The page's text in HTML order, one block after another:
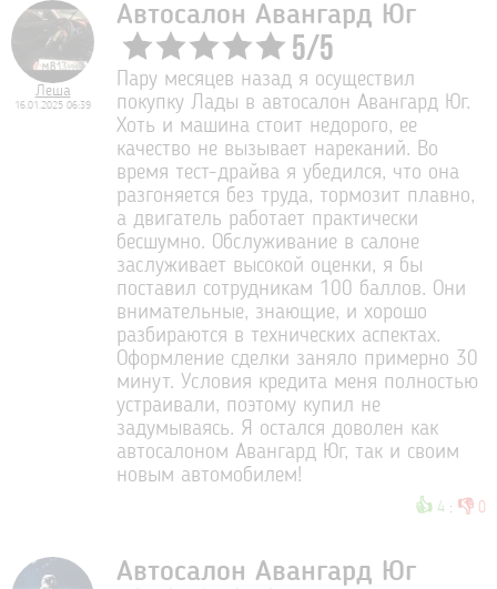
Леша
16.01.2025 06:39
Автосалон Авангард Юг
5/5
Пару месяцев назад я осуществил
покупку Лады в автосалон Авангард Юг.
Хоть и машина стоит недорого, ее
качество не вызывает нареканий. Во
время тест-драйва я убедился, что она
разгоняется без труда, тормозит плавно,
а двигатель работает практически
бесшумно. Обслуживание в салоне
заслуживает высокой оценки, я бы
поставил сотрудникам 100 баллов. Они
внимательные, знающие, и хорошо
разбираются в технических аспектах.
Оформление сделки заняло примерно 30
минут. Условия кредита меня полностью
устраивали, поэтому купил не
задумываясь. Я остался доволен как
автосалоном Авангард Юг, так и своим
новым автомобилем!
👍 4 : 👎 0
Автосалон Авангард Юг